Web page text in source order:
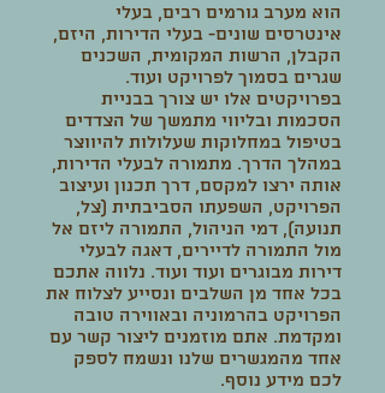
הוא מערב גורמים רבים, בעלי
אינטרסים שונים- בעלי הדירות, היזם,
הקבלן, הרשות המקומית, השכנים
שגרים בסמוך לפרויקט ועוד.
בפרויקטים אלו יש צורך בבניית
הסכמות ובליווי מתמשך של הצדדים
בטיפול במחלוקות שעלולות להיווצר
במהלך הדרך. מתמורה לבעלי הדירות,
אותה ירצו למקסם, דרך תכנון ועיצוב
הפרויקט, השפעתו הסביבתית (צל,
תנועה), דמי הניהול, התמורה ליזם אל
מול התמורה לדיירים, דאגה לבעלי
דירות מבוגרים ועוד ועוד. נלווה אתכם
בכל אחד מן השלבים ונסייע לצלוח את
הפרויקט בהרמוניה ובאווירה טובה
ומקדמת. אתם מוזמנים ליצור קשר עם
אחד מהמגשרים שלנו ונשמח לספק
לכם מידע נוסף.